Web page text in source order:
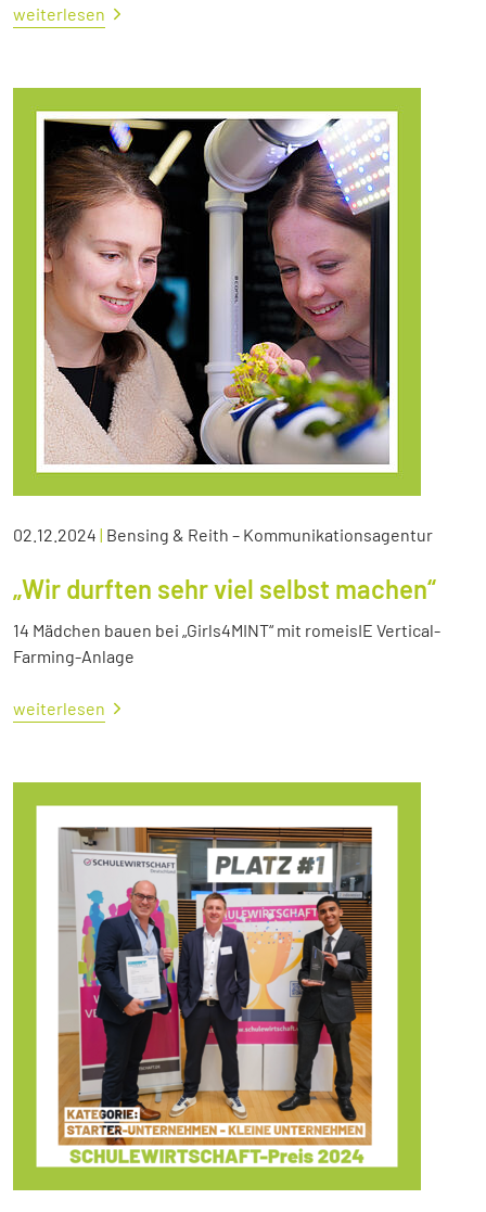
weiterlesen
02.12.2024 | Bensing & Reith – Kommunikationsagentur
„Wir durften sehr viel selbst machen“
14 Mädchen bauen bei „Girls4MINT“ mit romeisIE Vertical-
Farming-Anlage
weiterlesen